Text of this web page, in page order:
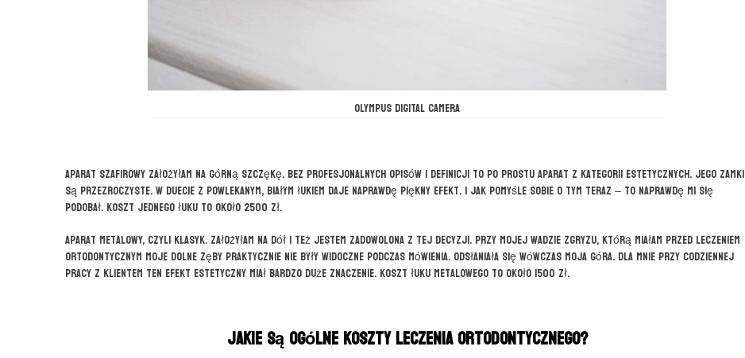
OLYMPUS DIGITAL CAMERA
Aparat szafirowy założyłam na górną szczękę. Bez profesjonalnych opisów i definicji to po prostu aparat z kategorii estetycznych. Jego zamki
są przezroczyste. W duecie z powlekanym, białym łukiem daje naprawdę piękny efekt. I jak pomyśle sobie o tym teraz – to naprawdę mi się
podobał. Koszt jednego łuku to około 2500 zł.
Aparat metalowy, czyli klasyk. Założyłam na dół i też jestem zadowolona z tej decyzji. Przy mojej wadzie zgryzu, którą miałam przed leczeniem
ortodontycznym moje dolne zęby praktycznie nie były widoczne podczas mówienia. Odsłaniała się wówczas moja góra. Dla mnie przy codziennej
pracy z klientem ten efekt estetyczny miał bardzo duże znaczenie. Koszt łuku metalowego to około 1500 zł.
Jakie są ogólne koszty leczenia ortodontycznego?